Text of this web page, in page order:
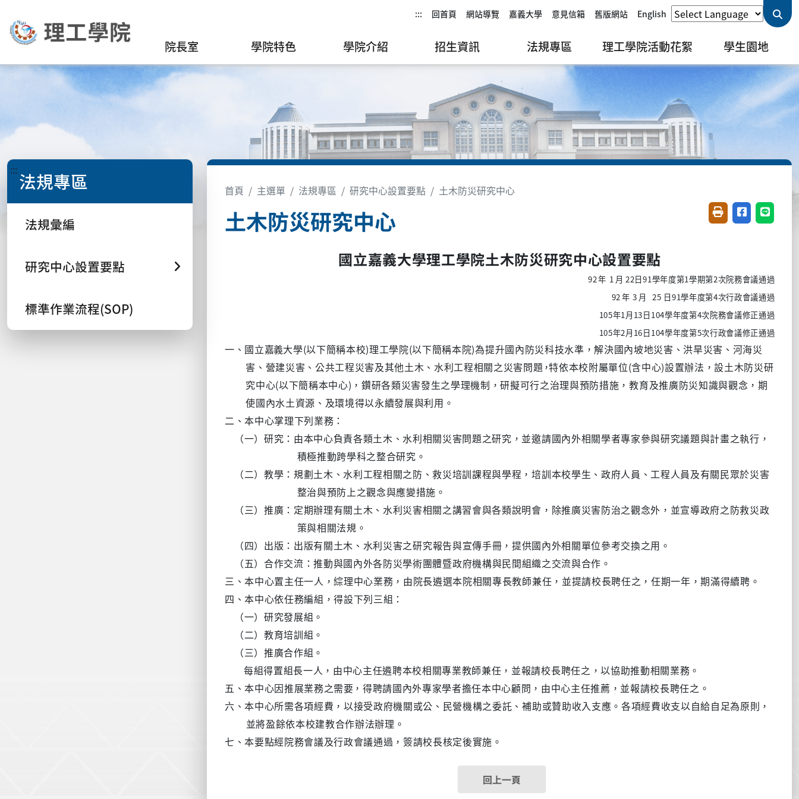
::: 回首頁 網站導覽 嘉義大學 意見信箱 舊版網站 English
院長室 學院特色 學院介紹 招生資訊 法規專區 理工學院活動花絮 學生園地
::: 法規專區
法規彙編
研究中心設置要點
標準作業流程(SOP)
首頁 主選單 法規專區 研究中心設置要點 土木防災研究中心
土木防災研究中心 友善列印(開新視窗)
分享至臉書(
分享至
國立嘉義大學理工學院土木防災研究中心設置要點
92年 1 月 22 日91 學年度第1 學期第2次院務會議通過
92 年 3 月 25 日 91學年度第4次行政會議通過
105年1 月 13 日 104學年度第4次院務會議修正通過
105年2 月 16 日 104學年度第5次行政會議修正通過
一、國立嘉義大學(以下簡稱本校)理工學院(以下簡稱本院)為提升國內防災科技水準，解決國內坡地災害、洪旱災害、河海災
害、營建災害、公共工程災害及其他土木、水利工程相關之災害問題，特依本校附屬單位(含中心)設置辦法，設土木防災研
究中心(以下簡稱本中心) ， 鑽研各類災害發生之學理機制，研擬可行之治理與預防措施，教育及推廣防災知識與觀念，期
使國內水土資源、及環境得以永續發展與利 用。
二、本中心掌理下列業務：
（一）研究：由本中心負責各類土木、水利相關災害問題之研究，並邀請國內外相關學者專家參與研究議題與計畫之執行，
積極推動跨學科之整合研究。
（二）教學：規劃土木、水利工程相關之防、救災培訓課程與學程，培訓本校學生、政府人員、工程人員及有關民眾於災害
整治與預防上之觀念與應變措施。
（三）推廣：定期辦理有關土木、水利災害相關之講習會與各類說明會，除推廣災害防治之觀念外，並宣導政府之防救災政
策與相關法規。
（ 四） 出版：出版有關土木、水利災害之研究報告與宣傳手冊，提供國內外相關單位參考交換之用。
（ 五）合作交流：推動與國內外各防災學術團體暨政府機構與民間組織之交流與合作。
三、本中心置主任一人，綜理中心業務，由院長遴選本院相關專長教師兼任，並提請校長聘任之， 任期一年，期滿得續聘。
四、本中心依任務編組，得設下列三組：
（一）研究發展組。
（二）教育培訓組。
（三）推廣合作組。
每組得置組長一人，由中心主任遴聘本校相關專業教師兼任，並報請校長聘任之，以協助推動相關業務。
五 、本中心因推展業務之需要，得聘請國內外專家學者擔任本中心顧問，由中心主任推薦，並報請校長聘任之。
六、本中心所需各項經費，以接受政府機關或公、民營機構之委託、補助或贊助收入支應。各項經費收支以自給自足為原則，
並將盈餘依本校建教合作辦法辦理。
七、本要點經院務會議及行政會議通過，簽請校長核定後實施。
回上一頁